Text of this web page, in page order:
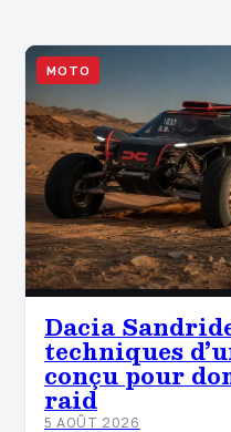
MOTO
Dacia
techniques
conçu pour
raid
5 AOÛT 2026